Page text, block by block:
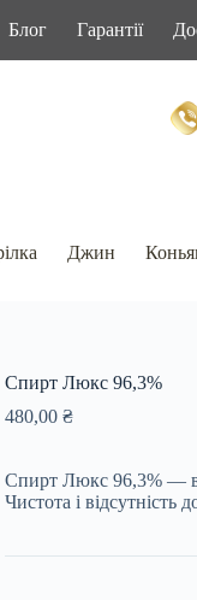
Блог Гарантії
Джин
Спирт Люкс 96,3%
480,00₴
Спирт Люкс 96,3% —
Чистота і